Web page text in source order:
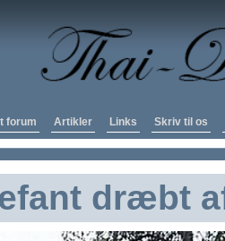
forum Artikler Links Skriv til os
dræbt